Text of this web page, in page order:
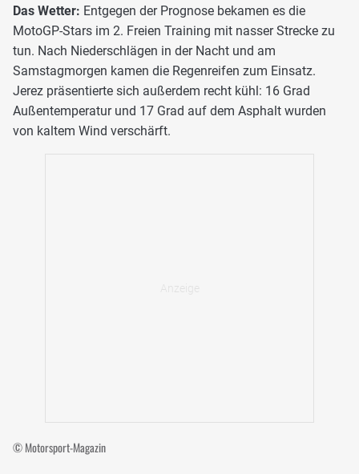
Das Wetter: Entgegen der Prognose bekamen es die
MotoGP-Stars im 2. Freien Training mit nasser Strecke zu
tun. Nach Niederschlägen in der Nacht und am
Samstagmorgen kamen die Regenreifen zum Einsatz.
Jerez präsentierte sich außerdem recht kühl: 16 Grad
Außentemperatur und 17 Grad auf dem Asphalt wurden
von kaltem Wind verschärft.
© Motorsport-Magazin